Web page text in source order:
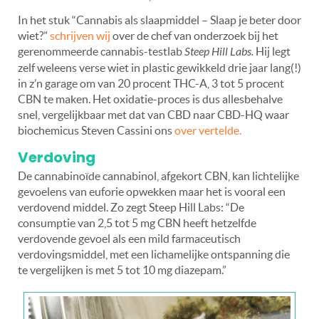
In het stuk “Cannabis als slaapmiddel – Slaap je beter door
wiet?” schrijven wij over de chef van onderzoek bij het
gerenommeerde cannabis-testlabSteep Hill Labs. Hij legt
zelf weleens verse wiet in plastic gewikkeld drie jaar lang(!)
in z’n garage om van 20 procent THC-A, 3 tot 5 procent
CBN te maken. Het oxidatie-proces is dus allesbehalve
snel, vergelijkbaar met dat van CBD naar CBD-HQ waar
biochemicus Steven Cassini onsover vertelde.
Verdoving
De cannabinoïde cannabinol, afgekort CBN, kan lichtelijke
gevoelens van euforie opwekken maar het is vooral een
verdovend middel. Zo zegt Steep Hill Labs: “De
consumptie van 2,5 tot 5 mg CBN heeft hetzelfde
verdovende gevoel als een mild farmaceutisch
verdovingsmiddel, met een lichamelijke ontspanning die
te vergelijken is met 5 tot 10 mg diazepam.”